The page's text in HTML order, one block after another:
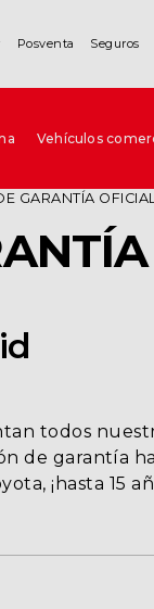
Posventa Seguros
Vehículos
GARANTÍA
todos
de garantía
¡hasta 15